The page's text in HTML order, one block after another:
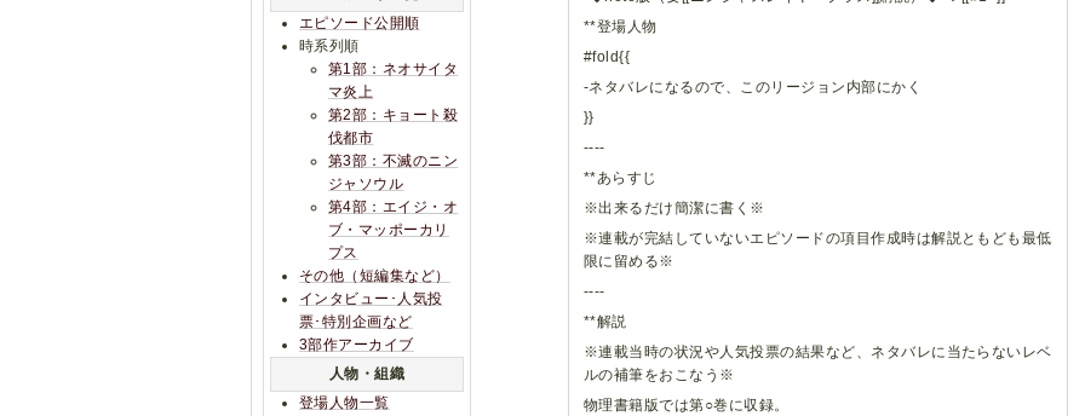
**登場人物
#fold{{
-ネタバレになるので、このリージョン内部にかく
}}
----
**あらすじ
※出来るだけ簡潔に書く※
※連載が完結していないエピソードの項目作成時は解説ともども最低
限に留める※
----
**解説
※連載当時の状況や人気投票の結果など、ネタバレに当たらないレベ
ルの補筆をおこなう※
物理書籍版では第○巻に収録。
エピソード公開順
時系列順
第1部：ネオサイタ
マ炎上
第2部：キョート殺
伐都市
第3部：不滅のニン
ジャソウル
第4部：エイジ・オ
ブ・マッポーカリ
プス
その他（短編集など）
インタビュー･人気投
票･特別企画など
3部作アーカイブ
人物・組織
登場人物一覧